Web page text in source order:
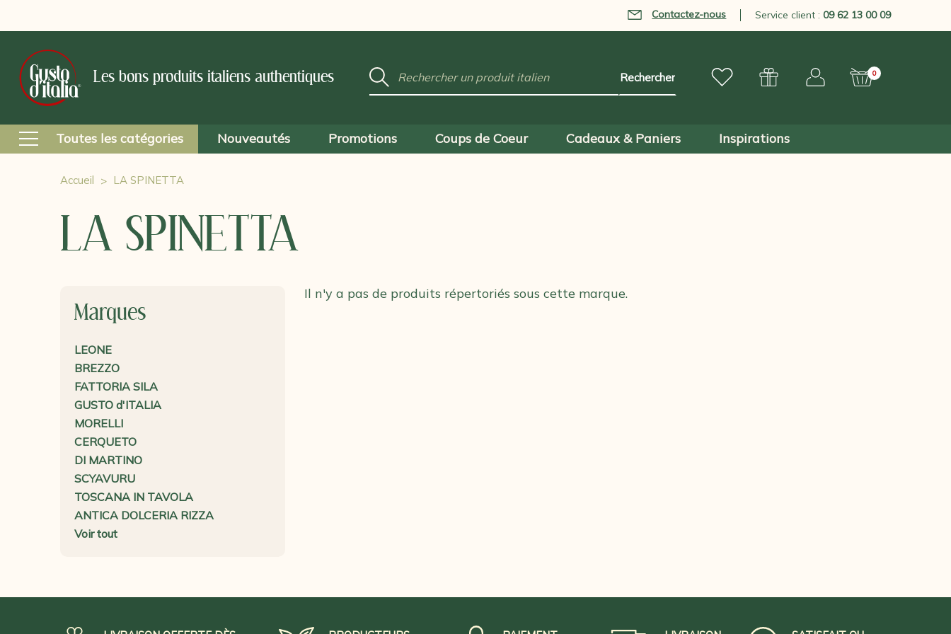
Contactez-nous Service client :09 62 13 00 09
Les bons produits italiens authentiques 0
Mot
clé
Toutes les catégories Nouveautés Promotions Coups de Coeur Cadeaux & Paniers Inspirations
Accueil LA SPINETTA
LA SPINETTA
Marques
LEONE
BREZZO
FATTORIA SILA
GUSTO d'ITALIA
MORELLI
CERQUETO
DI MARTINO
SCYAVURU
TOSCANA IN TAVOLA
ANTICA DOLCERIA RIZZA
Voir tout
Il n'y a pas de produits répertoriés sous cette marque.